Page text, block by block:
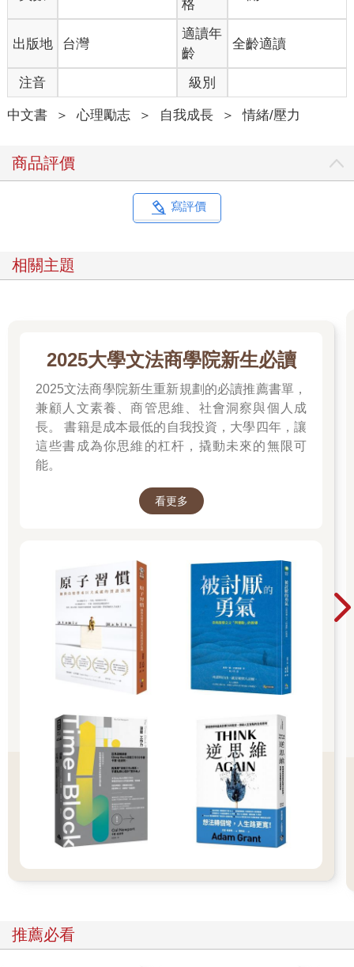
人接受自己的判斷，即便他的經驗遠比他人豐富，卻還是比不上
「聽得進意見」的主管更能提出確實的結論。倘若無法海納百
川，擁有再優秀的下屬也是枉然。
人際關係也會受到偏見影響。
認知發展幼稚的人習慣以「敵我」來區分周遭，一旦把對方
視為敵人，無論對方提出何種意見，一律反對。即便對方與自己
意見相同，仍舊抱持「我絕對不要支持這種傢伙」的心態。
因為這種人要是遇上以為是盟友的人和自己意見相左，或是
自己的意見遭到對方反對，就會立刻認定對方背叛自己，擅自判
但是對方根本不做如是想。他贊成是出於認為你的意見好，
反對則是覺得你的意見有些地方不對，而不是把你當作敵人或盟
暴躁的人。
簡言之，就是「幼稚」，看起來「和小孩一樣任性」。聽不
Ambiguity）。
如同字面所示，意指一個人容忍模糊的程度。其實「模糊容
忍度」正是判斷認知發展是否成熟的重要指標。
「模糊容忍度」究竟是什麼意思呢？
兒童與成人的差別在於是否懂得「拿捏」。
的是成人，吃到肚子痛的則是兒童。
父母明白子女尚未成熟，因此不會把藥物等這類適量能夠帶
動物也是一樣。
大自然當中有許多植物吃一點點能治癒疾病，大量攝取卻會
毒害身體。大家或許有點難以想像，不過動物會把這類植物視為
「毒藥」。因為牠們沒有「適量」、「拿捏」等概念，一旦認定
是毒藥，就會灌輸後代這種概念。
換句話說，人類在尚未成熟之際，秉持非黑即白的觀念比較
方便，相對來說也比較輕鬆簡單。
不過，認知發展隨著成長而日益成熟，逐漸了解除了黑與白
黑即白是過於極端的判斷方式。
換句話說，認知程度成熟，就是足以「了解灰色地帶」。
例如，看到植物時能夠判斷「這可以用來治療，也可能毒死
看到一個人不是以「敵我」來區分，而是認定對方「非敵非
友」，也就是明白「無法斷定是哪一方」。
然而，認知程度低落的人難以做到這點，要求凡事必定要一
清二楚，無法容忍「模糊」。也因此，「模糊容忍度」會被認為
是象徵認知發展高低的成熟程度。
格
出版地 台灣
適讀年
齡
全齡適讀
注音 級別
中文書 ＞ 心理勵志 ＞ 自我成長 ＞ 情緒/壓力
商品評價
寫評價
相關主題
2025大學文法商學院新生必讀
2025文法商學院新生重新規劃的必讀推薦書單，
兼顧人文素養、商管思維、社會洞察與個人成
長。 書籍是成本最低的自我投資，大學四年，讓
這些書成為你思維的杠杆，撬動未來的無限可
能。
看更多
推薦必看